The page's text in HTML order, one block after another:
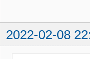
2022-02-08